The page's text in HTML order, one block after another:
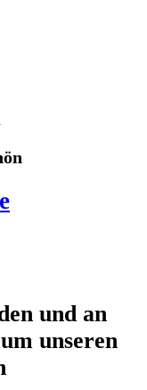
und an
unseren